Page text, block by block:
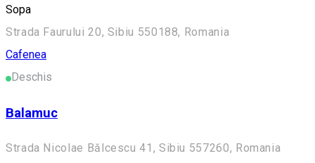
Sopa
Strada Faurului 20, Sibiu 550188, Romania
Cafenea
Deschis
Balamuc
Strada Nicolae Bălcescu 41, Sibiu 557260, Romania